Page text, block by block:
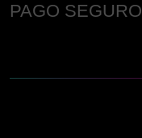
PAGO SEGURO